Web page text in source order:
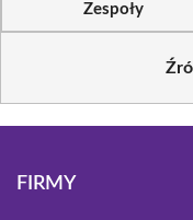
Zespoły
FIRMY